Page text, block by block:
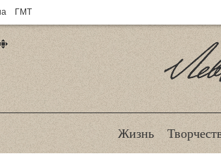
ГМТ
Жизнь